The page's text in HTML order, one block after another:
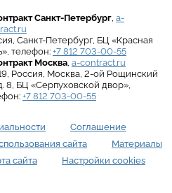
Санкт-Петербург, a-
, Санкт-Петербург, БЦ «Красная
, телефон: +7 812 703-00-55
Москва, a-contract.ru
, Россия, Москва, 2-ой Рощинский
8, БЦ «Серпуховской двор»,
+7 812 703-00-55
Соглашение
сайта
Материалы
сайта Настройки cookies